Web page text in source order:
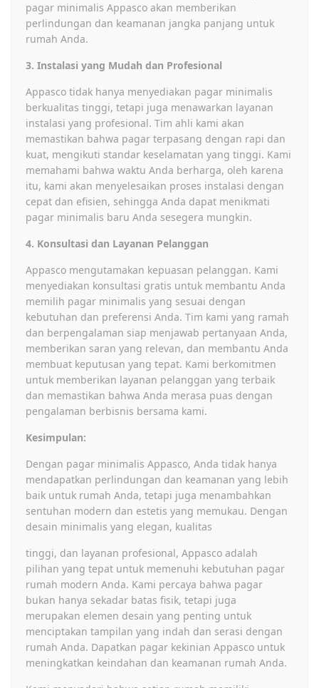
pagar minimalis Appasco akan memberikan
perlindungan dan keamanan jangka panjang untuk
rumah Anda.
3. Instalasi yang Mudah dan Profesional
Appasco tidak hanya menyediakan pagar minimalis
berkualitas tinggi, tetapi juga menawarkan layanan
instalasi yang profesional. Tim ahli kami akan
memastikan bahwa pagar terpasang dengan rapi dan
kuat, mengikuti standar keselamatan yang tinggi. Kami
memahami bahwa waktu Anda berharga, oleh karena
itu, kami akan menyelesaikan proses instalasi dengan
cepat dan efisien, sehingga Anda dapat menikmati
pagar minimalis baru Anda sesegera mungkin.
4. Konsultasi dan Layanan Pelanggan
Appasco mengutamakan kepuasan pelanggan. Kami
menyediakan konsultasi gratis untuk membantu Anda
memilih pagar minimalis yang sesuai dengan
kebutuhan dan preferensi Anda. Tim kami yang ramah
dan berpengalaman siap menjawab pertanyaan Anda,
memberikan saran yang relevan, dan membantu Anda
membuat keputusan yang tepat. Kami berkomitmen
untuk memberikan layanan pelanggan yang terbaik
dan memastikan bahwa Anda merasa puas dengan
pengalaman berbisnis bersama kami.
Kesimpulan:
Dengan pagar minimalis Appasco, Anda tidak hanya
mendapatkan perlindungan dan keamanan yang lebih
baik untuk rumah Anda, tetapi juga menambahkan
sentuhan modern dan estetis yang memukau. Dengan
desain minimalis yang elegan, kualitas
tinggi, dan layanan profesional, Appasco adalah
pilihan yang tepat untuk memenuhi kebutuhan pagar
rumah modern Anda. Kami percaya bahwa pagar
bukan hanya sekadar batas fisik, tetapi juga
merupakan elemen desain yang penting untuk
menciptakan tampilan yang indah dan serasi dengan
rumah Anda. Dapatkan pagar kekinian Appasco untuk
meningkatkan keindahan dan keamanan rumah Anda.